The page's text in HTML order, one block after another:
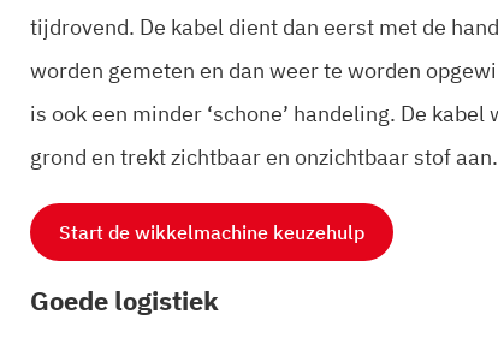
tijdrovend. De kabel dient dan eerst met de
worden gemeten en dan weer te worden
is ook een minder ‘schone’ handeling. De
grond en trekt zichtbaar en onzichtbaar stof aan.
Start de wikkelmachine keuzehulp
Goede logistiek